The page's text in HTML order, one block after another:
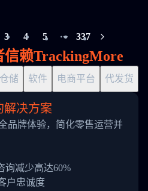
3 4 5
More pages
337
信赖TrackingMore
储 软件 电商平台 代发货
解决方案
品牌体验，简化零售运营并
询减少高达60%
户忠诚度